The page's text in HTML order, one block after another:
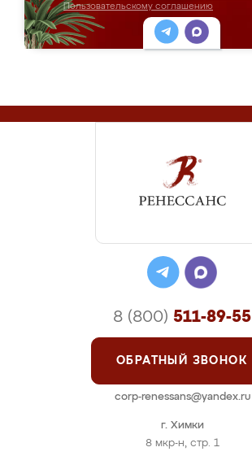
Пользовательскому соглашению
г. Химки
8 мкр-н, стр. 1
8 (800) 511-89-55
ОБРАТНЫЙ ЗВОНОК
corp-renessans@yandex.ru